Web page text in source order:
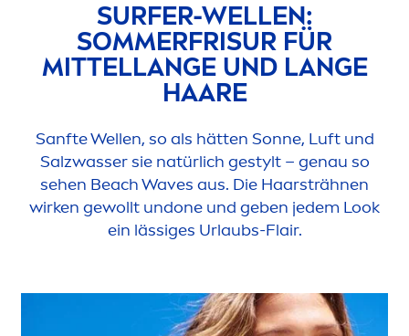
SURFER-WELLEN:
SOMMERFRISUR FÜR
MITTELLANGE UND LANGE
HAARE
Sanfte Wellen, so als hätten Sonne, Luft und
Salzwasser sie natürlich gestylt – genau so
sehen Beach Waves aus. Die Haarsträhnen
wirken gewollt undone und geben jedem Look
ein lässiges Urlaubs-Flair.